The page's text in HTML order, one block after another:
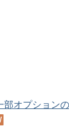
部オプション